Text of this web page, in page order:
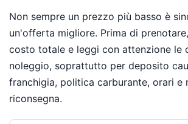
Non sempre un prezzo più basso è
un'offerta migliore. Prima di
costo totale e leggi con attenzione le
noleggio, soprattutto per deposito
franchigia, politica carburante, orari e
riconsegna.